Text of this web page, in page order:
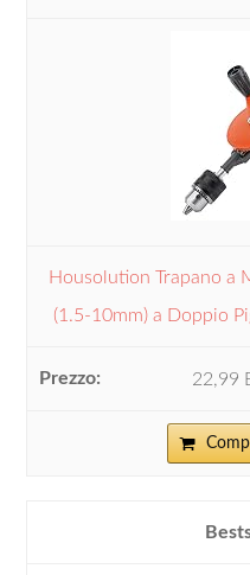
Housolution Trapano a
(1.5-10mm) a Doppio
22,99